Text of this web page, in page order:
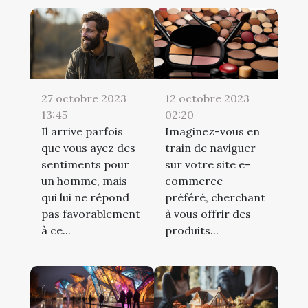
27 octobre 2023
13:45
Il arrive parfois
que vous ayez des
sentiments pour
un homme, mais
qui lui ne répond
pas favorablement
à ce...
12 octobre 2023
02:20
Imaginez-vous en
train de naviguer
sur votre site e-
commerce
préféré, cherchant
à vous offrir des
produits...